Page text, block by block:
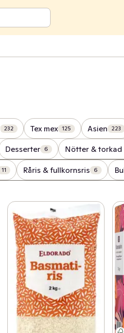
232 Tex mex 125 Asien 223
Desserter 6 Nötter &
11 Råris & fullkornsris 6